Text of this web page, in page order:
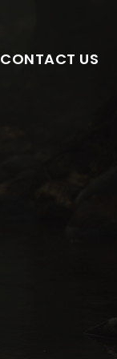
CONTACT US